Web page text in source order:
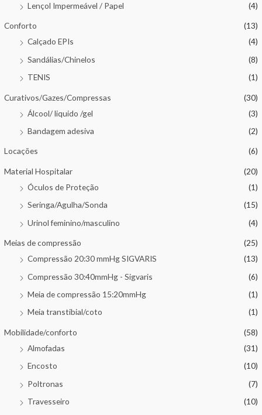
Lençol Impermeável / Papel
(4)
Conforto
(13)
Calçado EPIs
(4)
Sandálias/Chinelos
(8)
TENIS
(1)
Curativos/Gazes/Compressas
(30)
Álcool/ liquido /gel
(3)
Bandagem adesiva
(2)
Locações (6)
Material Hospitalar
(20)
Óculos de Proteção
(1)
Seringa/Agulha/Sonda
(15)
Urinol feminino/masculino
(4)
Meias de compressão
(25)
Compressão 20:30 mmHg SIGVARIS
(13)
Compressão 30:40mmHg - Sigvaris
(6)
Meia de compressão 15:20mmHg
(1)
Meia transtibial/coto
(1)
Mobilidade/conforto
(58)
Almofadas
(31)
Encosto
(10)
Poltronas
(7)
Travesseiro
(10)